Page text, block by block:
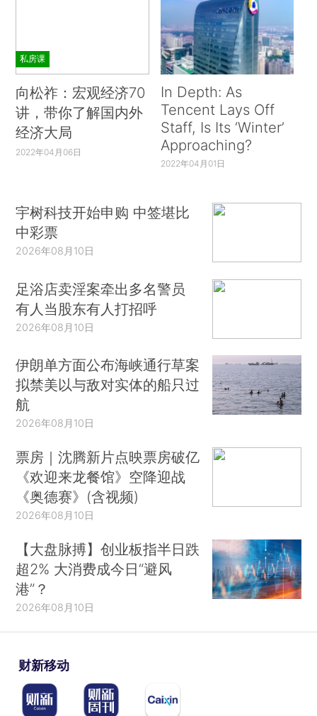
私房课
向松祚：宏观经济70
讲，带你了解国内外
经济大局
2022年04月06日
In Depth: As
Tencent Lays Off
Staff, Is Its ‘Winter’
Approaching?
2022年04月01日
宇树科技开始申购 中签堪比
中彩票
2026年08月10日
足浴店卖淫案牵出多名警员
有人当股东有人打招呼
2026年08月10日
伊朗单方面公布海峡通行草案
拟禁美以与敌对实体的船只过
航
2026年08月10日
票房｜沈腾新片点映票房破亿
《欢迎来龙餐馆》空降迎战
《奥德赛》(含视频)
2026年08月10日
【大盘脉搏】创业板指半日跌
超2% 大消费成今日“避风
港”？
2026年08月10日
财新移动